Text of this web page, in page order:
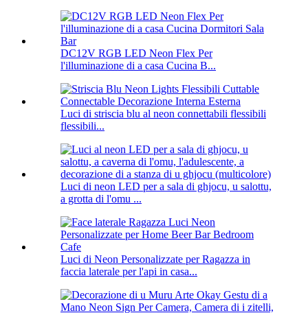
DC12V RGB LED Neon Flex Per
l'illuminazione di a casa Cucina B...
Luci di striscia blu al neon connettabili flessibili
flessibili...
Luci di neon LED per a sala di ghjocu, u salottu,
a grotta di l'omu ...
Luci di Neon Personalizzate per Ragazza in
faccia laterale per l'api in casa...